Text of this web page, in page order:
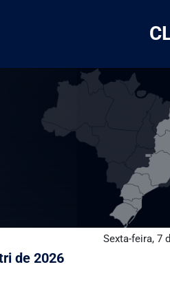
Sexta-feira, 7
de 2026